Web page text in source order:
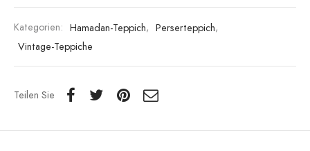
Kategorien: Hamadan-Teppich, Perserteppich,
Vintage-Teppiche
Teilen Sie